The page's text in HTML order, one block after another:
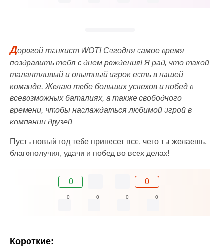
Дорогой танкист WOT! Сегодня самое время
поздравить тебя с днем рождения! Я рад, что такой
талантливый и опытный игрок есть в нашей
команде. Желаю тебе больших успехов и побед в
всевозможных баталиях, а также свободного
времени, чтобы наслаждаться любимой игрой в
компании друзей.
Пусть новый год тебе принесет все, чего ты желаешь,
благополучия, удачи и побед во всех делах!
0 0
0 0 0 0
Короткие: